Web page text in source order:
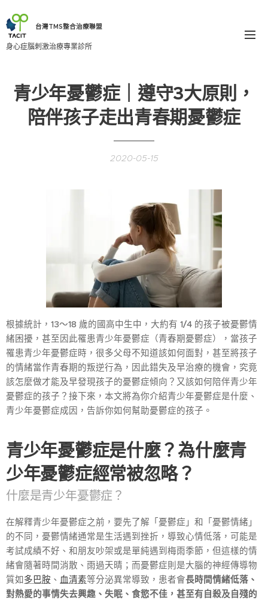
台灣TMS整合治療聯盟
身心症腦刺激治療專業診所
青少年憂鬱症｜遵守3大原則，
陪伴孩子走出青春期憂鬱症
2020-05-15
根據統計，13～18 歲的國高中生中，大約有 1/4 的孩子被憂鬱情
緒困擾，甚至因此罹患青少年憂鬱症（青春期憂鬱症），當孩子
罹患青少年憂鬱症時，很多父母不知道該如何面對，甚至將孩子
的情緒當作青春期的叛逆行為，因此錯失及早治療的機會，究竟
該怎麼做才能及早發現孩子的憂鬱症傾向？又該如何陪伴青少年
憂鬱症的孩子？接下來，本文將為你介紹青少年憂鬱症是什麼、
青少年憂鬱症成因，告訴你如何幫助憂鬱症的孩子。
青少年憂鬱症是什麼？為什麼青
少年憂鬱症經常被忽略？
什麼是青少年憂鬱症？
在解釋青少年憂鬱症之前，要先了解「憂鬱症」和「憂鬱情緒」
的不同，憂鬱情緒通常是生活遇到挫折，導致心情低落，可能是
考試成績不好、和朋友吵架或是單純遇到梅雨季節，但這樣的情
緒會隨著時間消散、雨過天晴；而憂鬱症則是大腦的神經傳導物
質如多巴胺 、 血清素等分泌異常導致，患者會長時間情緒低落、
對熱愛的事情失去興趣、失眠、食慾不佳，甚至有自殺及自殘的